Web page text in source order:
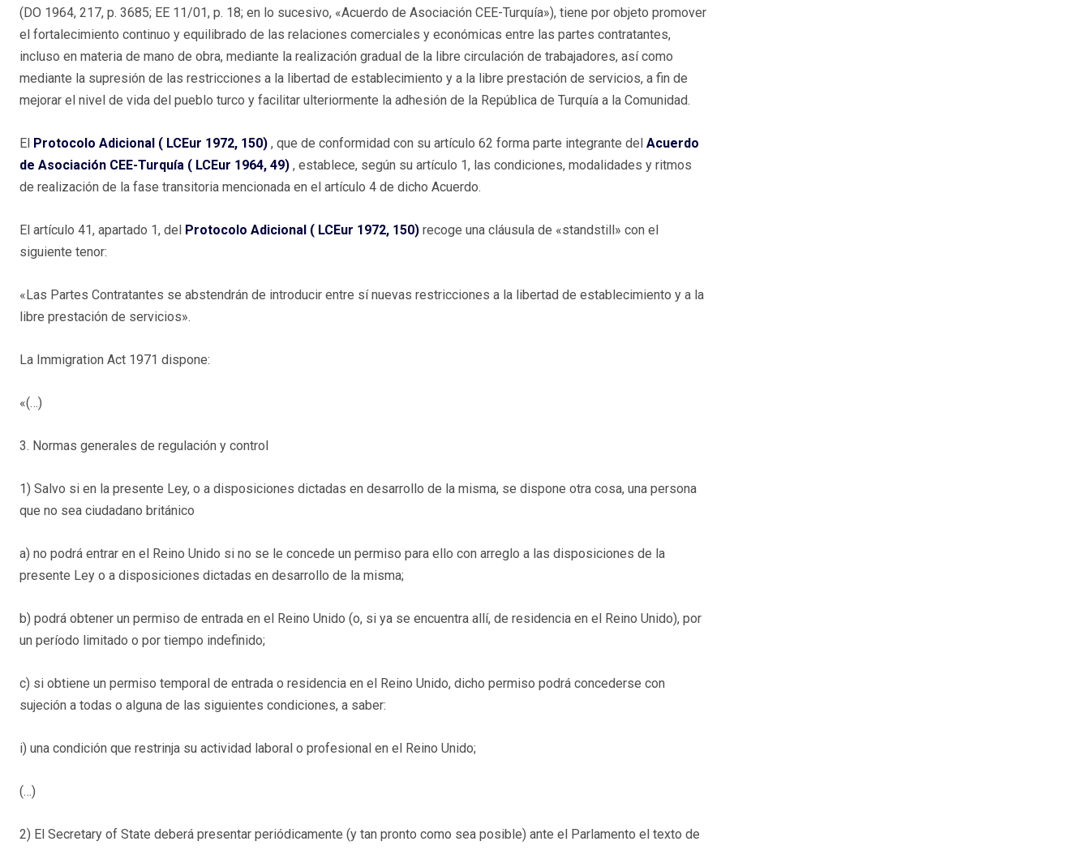
(DO 1964, 217, p. 3685; EE 11/01, p. 18; en lo sucesivo, «Acuerdo de Asociación CEE-Turquía»), tiene por objeto promover
el fortalecimiento continuo y equilibrado de las relaciones comerciales y económicas entre las partes contratantes,
incluso en materia de mano de obra, mediante la realización gradual de la libre circulación de trabajadores, así como
mediante la supresión de las restricciones a la libertad de establecimiento y a la libre prestación de servicios, a fin de
mejorar el nivel de vida del pueblo turco y facilitar ulteriormente la adhesión de la República de Turquía a la Comunidad.
El Protocolo Adicional ( LCEur 1972, 150) , que de conformidad con su artículo 62 forma parte integrante del Acuerdo
de Asociación CEE-Turquía ( LCEur 1964, 49) , establece, según su artículo 1, las condiciones, modalidades y ritmos
de realización de la fase transitoria mencionada en el artículo 4 de dicho Acuerdo.
El artículo 41, apartado 1, del Protocolo Adicional ( LCEur 1972, 150) recoge una cláusula de «standstill» con el
siguiente tenor:
«Las Partes Contratantes se abstendrán de introducir entre sí nuevas restricciones a la libertad de establecimiento y a la
libre prestación de servicios».
La Immigration Act 1971 dispone:
«(…)
3. Normas generales de regulación y control
1) Salvo si en la presente Ley, o a disposiciones dictadas en desarrollo de la misma, se dispone otra cosa, una persona
que no sea ciudadano británico
a) no podrá entrar en el Reino Unido si no se le concede un permiso para ello con arreglo a las disposiciones de la
presente Ley o a disposiciones dictadas en desarrollo de la misma;
b) podrá obtener un permiso de entrada en el Reino Unido (o, si ya se encuentra allí, de residencia en el Reino Unido), por
un período limitado o por tiempo indefinido;
c) si obtiene un permiso temporal de entrada o residencia en el Reino Unido, dicho permiso podrá concederse con
sujeción a todas o alguna de las siguientes condiciones, a saber:
i) una condición que restrinja su actividad laboral o profesional en el Reino Unido;
(…)
2) El Secretary of State deberá presentar periódicamente (y tan pronto como sea posible) ante el Parlamento el texto de